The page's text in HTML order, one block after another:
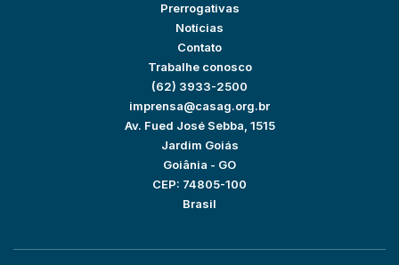
Prerrogativas
Notícias
Contato
Trabalhe conosco
(62) 3933-2500
imprensa@casag.org.br
Av. Fued José Sebba, 1515
Jardim Goiás
Goiânia - GO
CEP: 74805-100
Brasil